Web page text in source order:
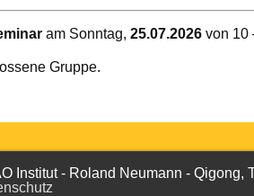
am Sonntag, 25.07.2026von 10
Gruppe.
Institut - Roland Neumann -